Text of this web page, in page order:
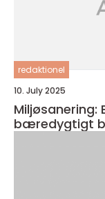
redaktionel
10. July 2025
Miljøsanering:
bæredygtigt